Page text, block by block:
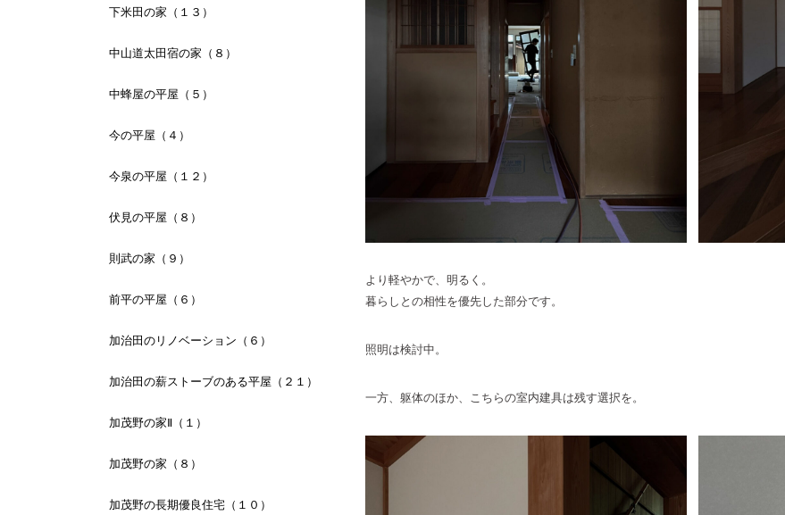
より軽やかで、明るく。
暮らしとの相性を優先した部分です。
照明は検討中。
一方、躯体のほか、こちらの室内建具は残す選択を。
下米田の家（１３）
中山道太田宿の家（８）
中蜂屋の平屋（５）
今の平屋（４）
今泉の平屋（１２）
伏見の平屋（８）
則武の家（９）
前平の平屋（６）
加治田のリノベーション（６）
加治田の薪ストーブのある平屋（２１）
加茂野の家Ⅱ（１）
加茂野の家（８）
加茂野の長期優良住宅（１０）